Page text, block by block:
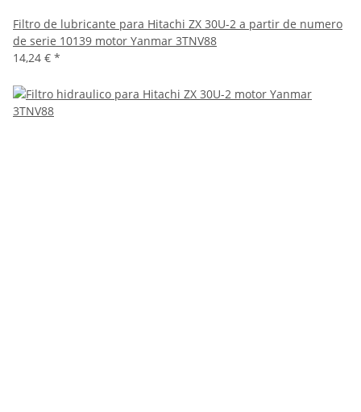
Filtro de lubricante para Hitachi ZX 30U-2 a partir de numero
de serie 10139 motor Yanmar 3TNV88
14,24 € *